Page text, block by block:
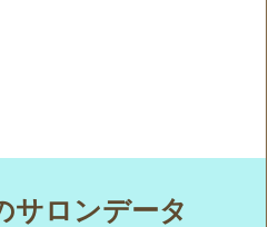
サロンデータ